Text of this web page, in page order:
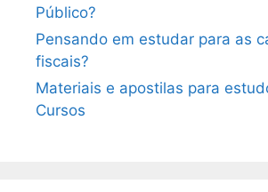
Público?
Pensando em estudar para as
fiscais?
Materiais e apostilas para
Cursos